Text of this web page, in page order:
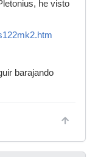
he visto
barajando